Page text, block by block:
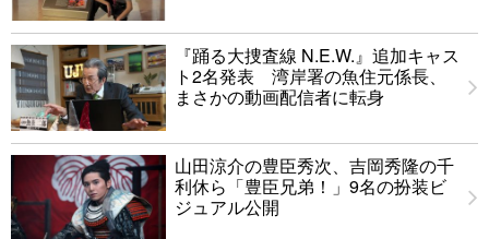
『踊る大捜査線 N.E.W.』追加キャス
ト2名発表 湾岸署の魚住元係長、
まさかの動画配信者に転身
山田涼介の豊臣秀次、吉岡秀隆の千
利休ら「豊臣兄弟！」9名の扮装ビ
ジュアル公開